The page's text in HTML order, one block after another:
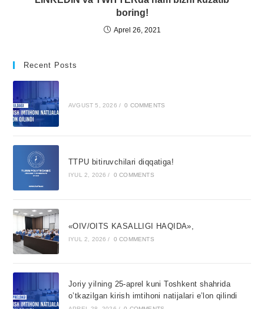
boring!
Aprel 26, 2021
Recent Posts
AVGUST 5, 2026 / 0 COMMENTS
TTPU bitiruvchilari diqqatiga!
IYUL 2, 2026 / 0 COMMENTS
«OIV/OITS KASALLIGI HAQIDA»,
IYUL 2, 2026 / 0 COMMENTS
Joriy yilning 25-aprel kuni Toshkent shahrida
o’tkazilgan kirish imtihoni natijalari e’lon qilindi